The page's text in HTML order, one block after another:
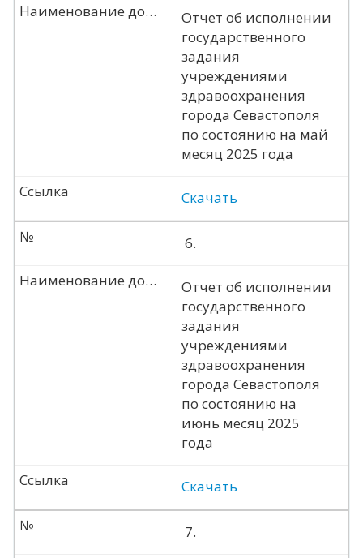
Отчет об исполнении
государственного
задания
учреждениями
здравоохранения
города Севастополя
по состоянию на май
месяц 2025 года
Наименование документа
Скачать
Ссылка
6.
№
Отчет об исполнении
государственного
задания
учреждениями
здравоохранения
города Севастополя
по состоянию на
июнь месяц 2025
года
Наименование документа
Скачать
Ссылка
7.
№